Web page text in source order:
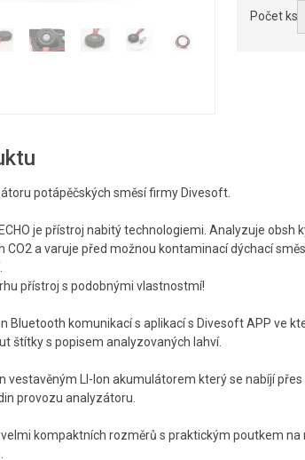
Počet ks
potápěčských směsí firmy Divesoft.
je přístroj nabitý technologiemi. Analyzuje obsh
CO2 a varuje před možnou kontaminací dýchací
přístroj s podobnými vlastnostmí!
Bluetooth komunikací s aplikací s Divesoft APP ve
štítky s popisem analyzovaných lahví.
vestavěným LI-Ion akumulátorem který se nabíjí
provozu analyzátoru.
kompaktních rozměrů s praktickým poutkem